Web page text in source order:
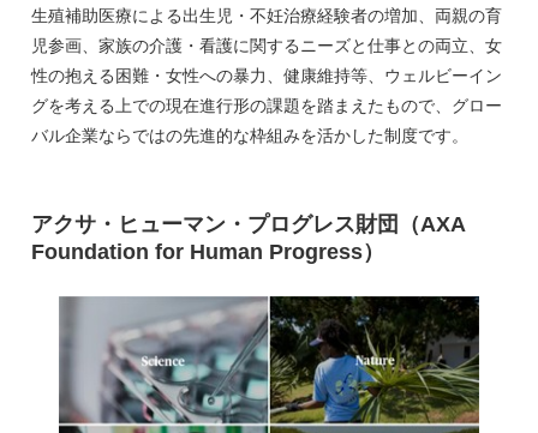
生殖補助医療による出生児・不妊治療経験者の増加、両親の育
児参画、家族の介護・看護に関するニーズと仕事との両立、女
性の抱える困難・女性への暴力、健康維持等、ウェルビーイン
グを考える上での現在進行形の課題を踏まえたもので、グロー
バル企業ならではの先進的な枠組みを活かした制度です。
アクサ・ヒューマン・プログレス財団（AXA
Foundation for Human Progress）